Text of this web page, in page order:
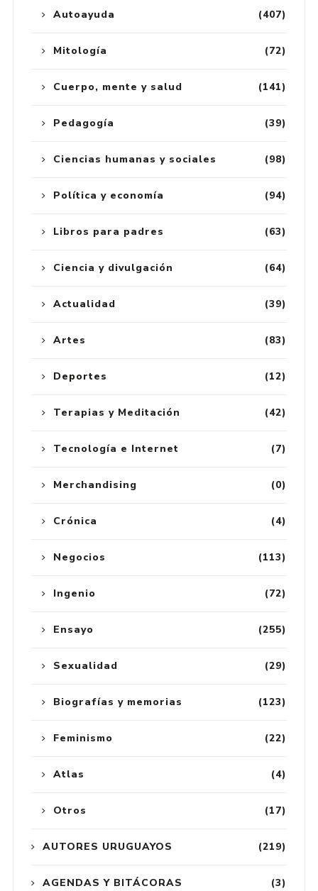
(407)
Autoayuda
(72)
Mitología
(141)
Cuerpo, mente y salud
(39)
Pedagogía
(98)
Ciencias humanas y sociales
(94)
Política y economía
(63)
Libros para padres
(64)
Ciencia y divulgación
(39)
Actualidad
(83)
Artes
(12)
Deportes
(42)
Terapias y Meditación
(7)
Tecnología e Internet
(0)
Merchandising
(4)
Crónica
(113)
Negocios
(72)
Ingenio
(255)
Ensayo
(29)
Sexualidad
(123)
Biografías y memorias
(22)
Feminismo
(4)
Atlas
(17)
Otros
(219)
AUTORES URUGUAYOS
(3)
AGENDAS Y BITÁCORAS